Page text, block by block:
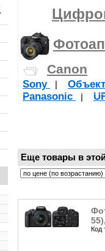
Canon
Sony |
Panasonic
|
Еще товары в
Код